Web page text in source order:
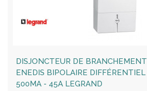
DISJONCTEUR DE BRANCHEMENT
ENEDIS BIPOLAIRE DIFFÉRENTIEL
500MA - 45A LEGRAND